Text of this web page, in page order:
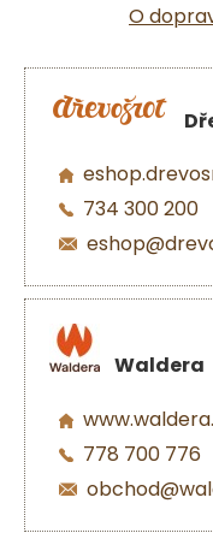
O
734 300 200
Waldera
778 700 776